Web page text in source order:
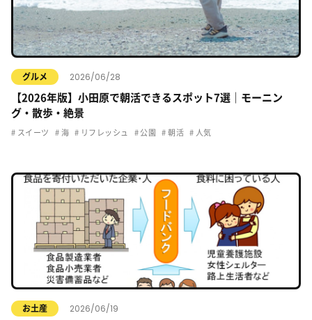
グルメ 2026/06/28
【2026年版】小田原で朝活できるスポット7選｜モーニン
グ・散歩・絶景
スイーツ 海 リフレッシュ 公園 朝活 人気
お土産 2026/06/19